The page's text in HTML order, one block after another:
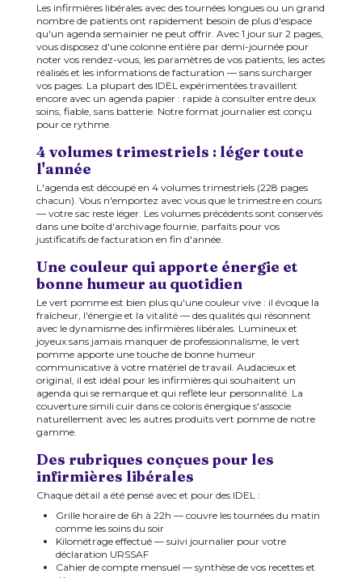
Les infirmières libérales avec des tournées longues ou un grand
nombre de patients ont rapidement besoin de plus d'espace
qu'un agenda semainier ne peut offrir. Avec 1 jour sur 2 pages,
vous disposez d'une colonne entière par demi-journée pour
noter vos rendez-vous, les paramètres de vos patients, les actes
réalisés et les informations de facturation — sans surcharger
vos pages. La plupart des IDEL expérimentées travaillent
encore avec un agenda papier : rapide à consulter entre deux
soins, fiable, sans batterie. Notre format journalier est conçu
pour ce rythme.
4 volumes trimestriels : léger toute
l'année
L'agenda est découpé en 4 volumes trimestriels (228 pages
chacun). Vous n'emportez avec vous que le trimestre en cours
— votre sac reste léger. Les volumes précédents sont conservés
dans une boîte d'archivage fournie, parfaits pour vos
justificatifs de facturation en fin d'année.
Une couleur qui apporte énergie et
bonne humeur au quotidien
Le vert pomme est bien plus qu'une couleur vive : il évoque la
fraîcheur, l'énergie et la vitalité — des qualités qui résonnent
avec le dynamisme des infirmières libérales. Lumineux et
joyeux sans jamais manquer de professionnalisme, le vert
pomme apporte une touche de bonne humeur
communicative à votre matériel de travail. Audacieux et
original, il est idéal pour les infirmières qui souhaitent un
agenda qui se remarque et qui reflète leur personnalité. La
couverture simili cuir dans ce coloris énergique s'associe
naturellement avec les autres produits vert pomme de notre
gamme.
Des rubriques conçues pour les
infirmières libérales
Chaque détail a été pensé avec et pour des IDEL :
Grille horaire de 6h à 22h — couvre les tournées du matin
comme les soins du soir
Kilométrage effectué — suivi journalier pour votre
déclaration URSSAF
Cahier de compte mensuel — synthèse de vos recettes et